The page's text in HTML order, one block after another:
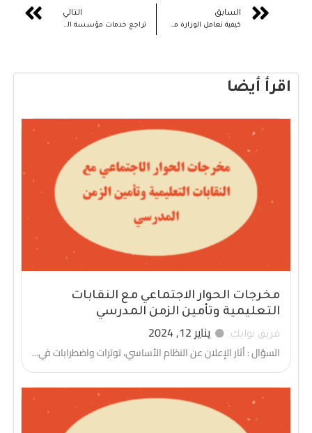
السابق
كيفية تعامل الوزارة مع وحدة الجسم المحاماتي في ظل التعددية السياسية والنقابية
التالي
تراجع خدمات مؤسسة التعاون الوطني بالمناطق القروية والجبلية
اقرأ أيضا
مخرجات الحوار الاجتماعي مع النقابات
التعليمية وتأمين الزمن المدرسي
فريق نوابك يناير 12, 2024
السؤال : أثار الإعلان عن النظام الأساسي، توترات واضطرابات في...